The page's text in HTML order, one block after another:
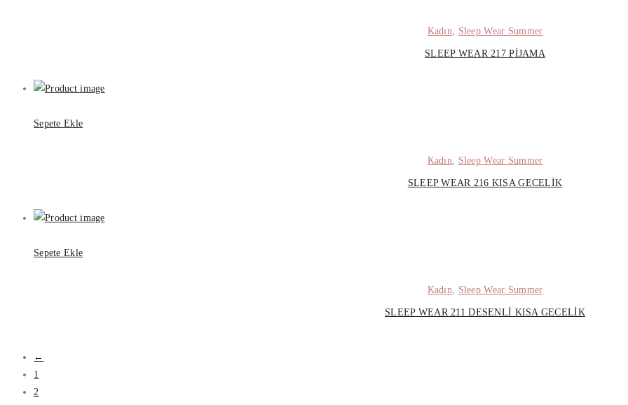
Kadın Sleep Wear Summer
SLEEP WEAR 217 PIJAMA
Sepete Ekle
Kadın Sleep Wear Summer
SLEEP WEAR 216 KISA GECELIK
Sepete Ekle
Kadın Sleep Wear Summer
SLEEP WEAR 211 DESENLI KISA GECELIK
←
1
2